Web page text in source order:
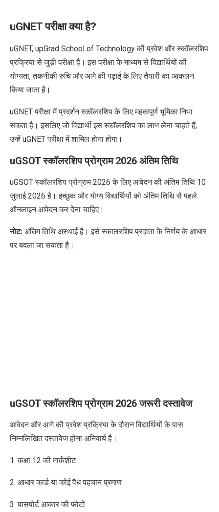
uGNET परीक्षा क्या है?
uGNET, upGrad School of Technology की प्रवेश और स्कॉलरशिप
प्रक्रिया से जुड़ी परीक्षा है। इस परीक्षा के माध्यम से विद्यार्थियों की
योग्यता, तकनीकी रुचि और आगे की पढ़ाई के लिए तैयारी का आकलन
किया जाता है।
uGNET परीक्षा में प्रदर्शन स्कॉलरशिप के लिए महत्वपूर्ण भूमिका निभा
सकता है। इसलिए जो विद्यार्थी इस स्कॉलरशिप का लाभ लेना चाहते हैं,
उन्हें uGNET परीक्षा में शामिल होना होगा।
uGSOT स्कॉलरशिप प्रोग्राम 2026 अंतिम तिथि
uGSOT स्कॉलरशिप प्रोग्राम 2026 के लिए आवेदन की अंतिम तिथि 10
जुलाई 2026 है। इच्छुक और योग्य विद्यार्थियों को अंतिम तिथि से पहले
ऑनलाइन आवेदन कर देना चाहिए।
नोट: अंतिम तिथि अस्थाई है। इसे स्कालरशिप प्रदाता के निर्णय के आधार
पर बदला जा सकता है।
uGSOT स्कॉलरशिप प्रोग्राम 2026 जरूरी दस्तावेज
आवेदन और आगे की प्रवेश प्रक्रिया के दौरान विद्यार्थियोंके पास
निम्नलिखित दस्तावेज होना अनिवार्य है।
1. कक्षा 12 की मार्कशीट
2. आधार कार्ड या कोई वैध पहचान प्रमाण
3. पासपोर्ट आकार की फोटो